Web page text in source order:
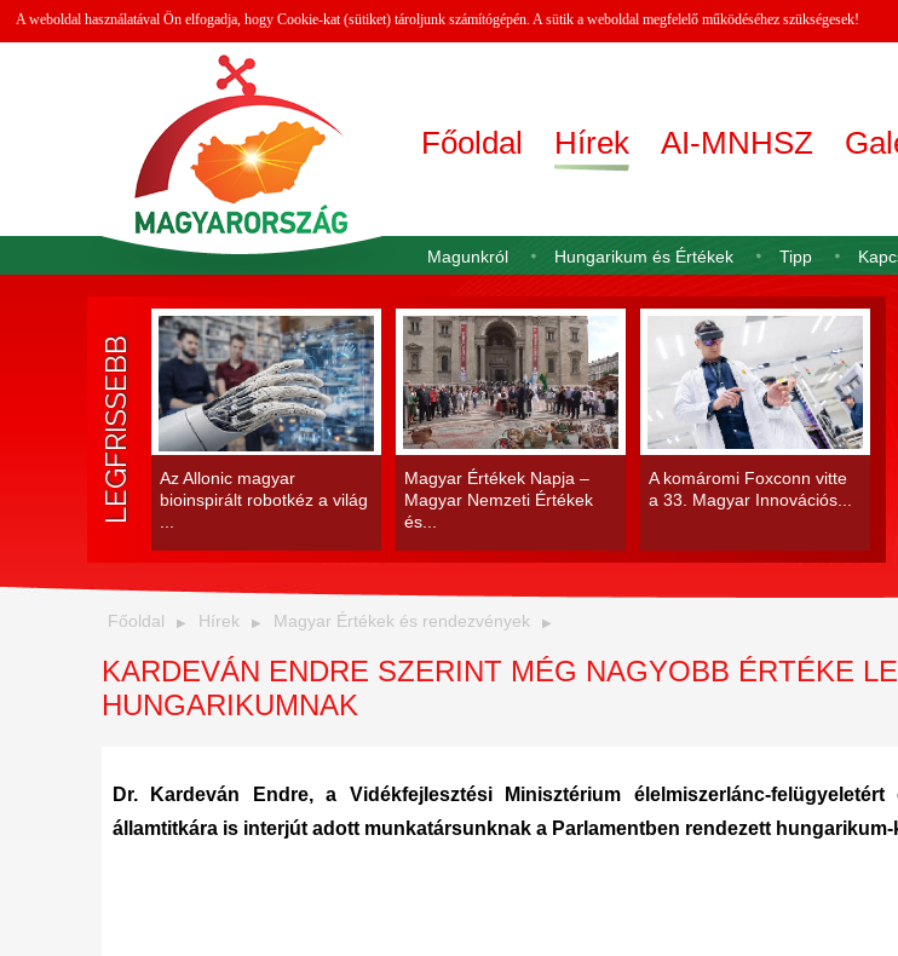
A weboldal használatával Ön elfogadja, hogy Cookie-kat (sütiket) tároljunk számítógépén. A sütik a weboldal megfelelő működéséhez szükségesek!
Főoldal Hírek AI-MNHSZ
Magunkról Hungarikum és Értékek Tipp
LEGFRISSEBB
Az Allonic magyar
bioinspirált robotkéz a világ
Magyar Értékek Napja –
Magyar Nemzeti Értékek
és...
A komáromi Foxconn vitte
a 33. Magyar Innovációs...
Főoldal Hírek Magyar Értékek és rendezvények
KARDEVÁN ENDRE SZERINT MÉG NAGYOBB ÉRTÉKE
HUNGARIKUMNAK
Dr. Kardeván Endre, a Vidékfejlesztési Minisztérium élelmiszerlánc-
államtitkára is interjút adott munkatársunknak a Parlamentben rendezett